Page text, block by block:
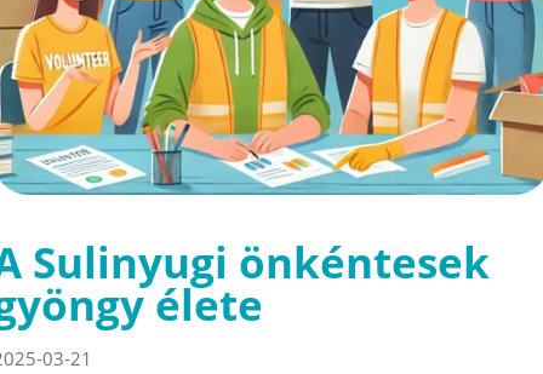
Sulinyugi önkéntesek
élete
03-21